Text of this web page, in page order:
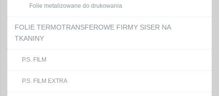
Folie metalizowane do drukowania
FOLIE TERMOTRANSFEROWE FIRMY SISER NA
TKANINY
P.S. FILM
P.S. FILM EXTRA